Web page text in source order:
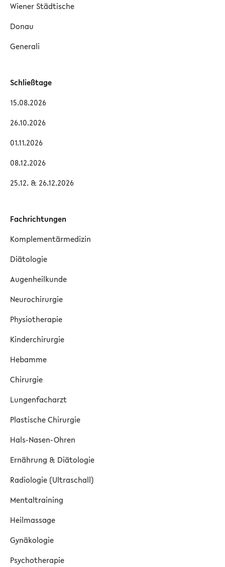
Wiener Städtische
Donau
Generali
Schließtage
15.08.2026
26.10.2026
01.11.2026
08.12.2026
25.12. & 26.12.2026
Fachrichtungen
Komplementärmedizin
Diätologie
Augenheilkunde
Neurochirurgie
Physiotherapie
Kinderchirurgie
Hebamme
Chirurgie
Lungenfacharzt
Plastische Chirurgie
Hals-Nasen-Ohren
Ernährung & Diätologie
Radiologie (Ultraschall)
Mentaltraining
Heilmassage
Gynäkologie
Psychotherapie